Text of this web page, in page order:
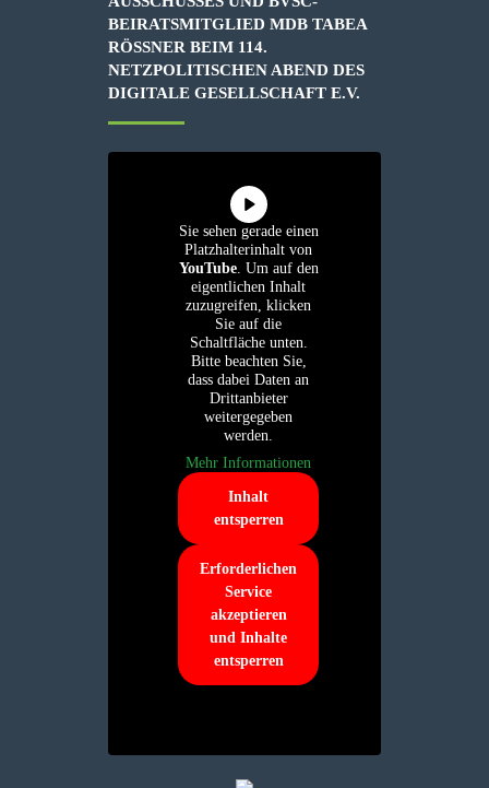
BEIRATSMITGLIED MDB TABEA
RÖSSNER BEIM 114. N
ETZPOLITISCHEN ABEND DES D
IGITALE GESELLSCHAFT E.V.
Sie sehen gerade einen
Platzhalterinhalt von
YouTube. Um auf den
eigentlichen Inhalt
zuzugreifen, klicken
Sie auf die
Schaltfläche unten.
Bitte beachten Sie,
dass dabei Daten an
Drittanbieter
weitergegeben
werden.
Mehr Informationen
Inhalt
entsperren
Erforderlichen
Service
akzeptieren
und Inhalte
entsperren